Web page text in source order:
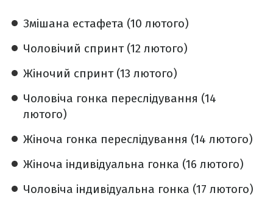
Змішана естафета (10 лютого)
Чоловічий спринт (12 лютого)
Жіночий спринт (13 лютого)
Чоловіча гонка переслідування (14
лютого)
Жіноча гонка переслідування (14 лютого)
Жіноча індивідуальна гонка (16 лютого)
Чоловіча індивідуальна гонка (17 лютого)